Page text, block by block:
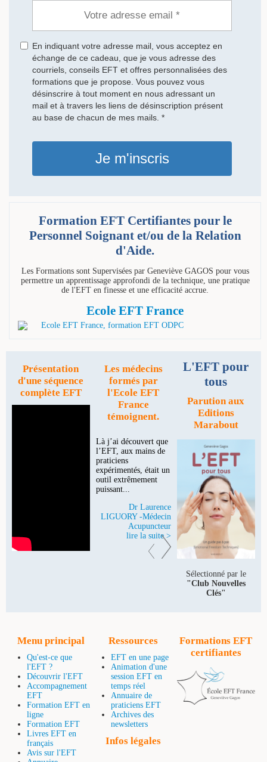
En indiquant votre adresse mail, vous acceptez en
échange de ce cadeau, que je vous adresse des
courriels, conseils EFT et offres personnalisées des
formations que je propose. Vous pouvez vous
désinscrire à tout moment en nous adressant un
mail et à travers les liens de désinscription présent
au base de chacun de mes mails. *
Je m'inscris
Formation EFT Certifiantes pour le
Personnel Soignant et/ou de la Relation
d'Aide.
Les Formations sont Supervisées par Geneviève GAGOS pour vous
permettre un apprentissage approfondi de la technique, une pratique
de l'EFT en finesse et une efficacité accrue.
Ecole EFT France
Présentation
d'une séquence
complète EFT
Les médecins
formés par
l'Ecole EFT
France
témoignent.
Là j’ai découvert que
l’EFT, aux mains de
praticiens
expérimentés, était un
outil extrêmement
puissant...
Dr Laurence
LIGUORY -Médecin
Acupuncteur
lire la suite >
L'EFT pour
tous
Parution aux
Editions
Marabout
Sélectionné par le
"Club Nouvelles
Clés"
Menu principal
Qu'est-ce que
l'EFT ?
Découvrir l'EFT
Accompagnement
EFT
Formation EFT en
ligne
Formation EFT
Livres EFT en
français
Avis sur l'EFT
Ressources
EFT en une page
Animation d'une
session EFT en
temps réel
Annuaire de
praticiens EFT
Archives des
newsletters
Infos légales
Formations EFT
certifiantes